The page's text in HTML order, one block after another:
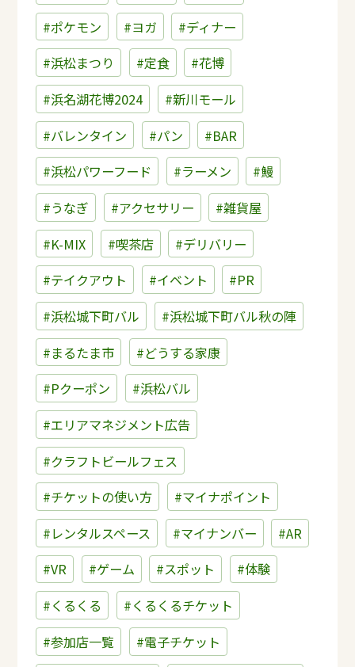
#ポケモン
#ヨガ
#ディナー
#浜松まつり
#定食
#花博
#浜名湖花博2024
#新川モール
#バレンタイン
#パン
#BAR
#浜松パワーフード
#ラーメン
#鰻
#うなぎ
#アクセサリー
#雑貨屋
#K-MIX
#喫茶店
#デリバリー
#テイクアウト
#イベント
#PR
#浜松城下町バル
#浜松城下町バル秋の陣
#まるたま市
#どうする家康
#Pクーポン
#浜松バル
#エリアマネジメント広告
#クラフトビールフェス
#チケットの使い方
#マイナポイント
#レンタルスペース
#マイナンバー
#AR
#VR
#ゲーム #スポット
#体験
#くるくる
#くるくるチケット
#参加店一覧
#電子チケット